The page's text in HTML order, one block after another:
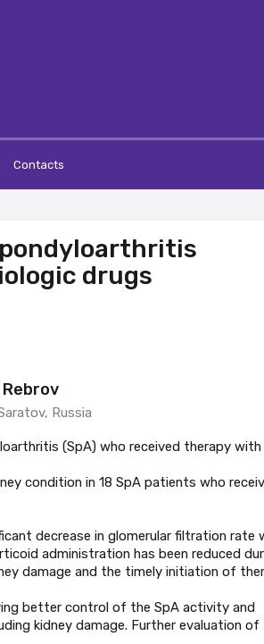
Contacts
drugs
Rebrov
Russia
(SpA) who received therapy with
condition in 18 SpA patients who
decrease in glomerular filtration rate
administration has been reduced
damage and the timely initiation of
better control of the SpA activity and
kidney damage. Further evaluation of